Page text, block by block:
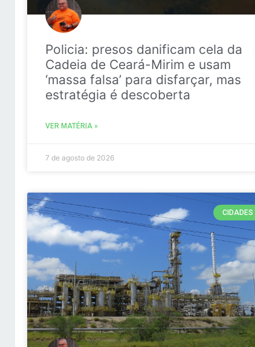
Policia: presos danificam cela da
Cadeia de Ceará-Mirim e usam
‘massa falsa’ para disfarçar, mas
estratégia é descoberta
VER MATÉRIA »
7 de agosto de 2026
CIDADES